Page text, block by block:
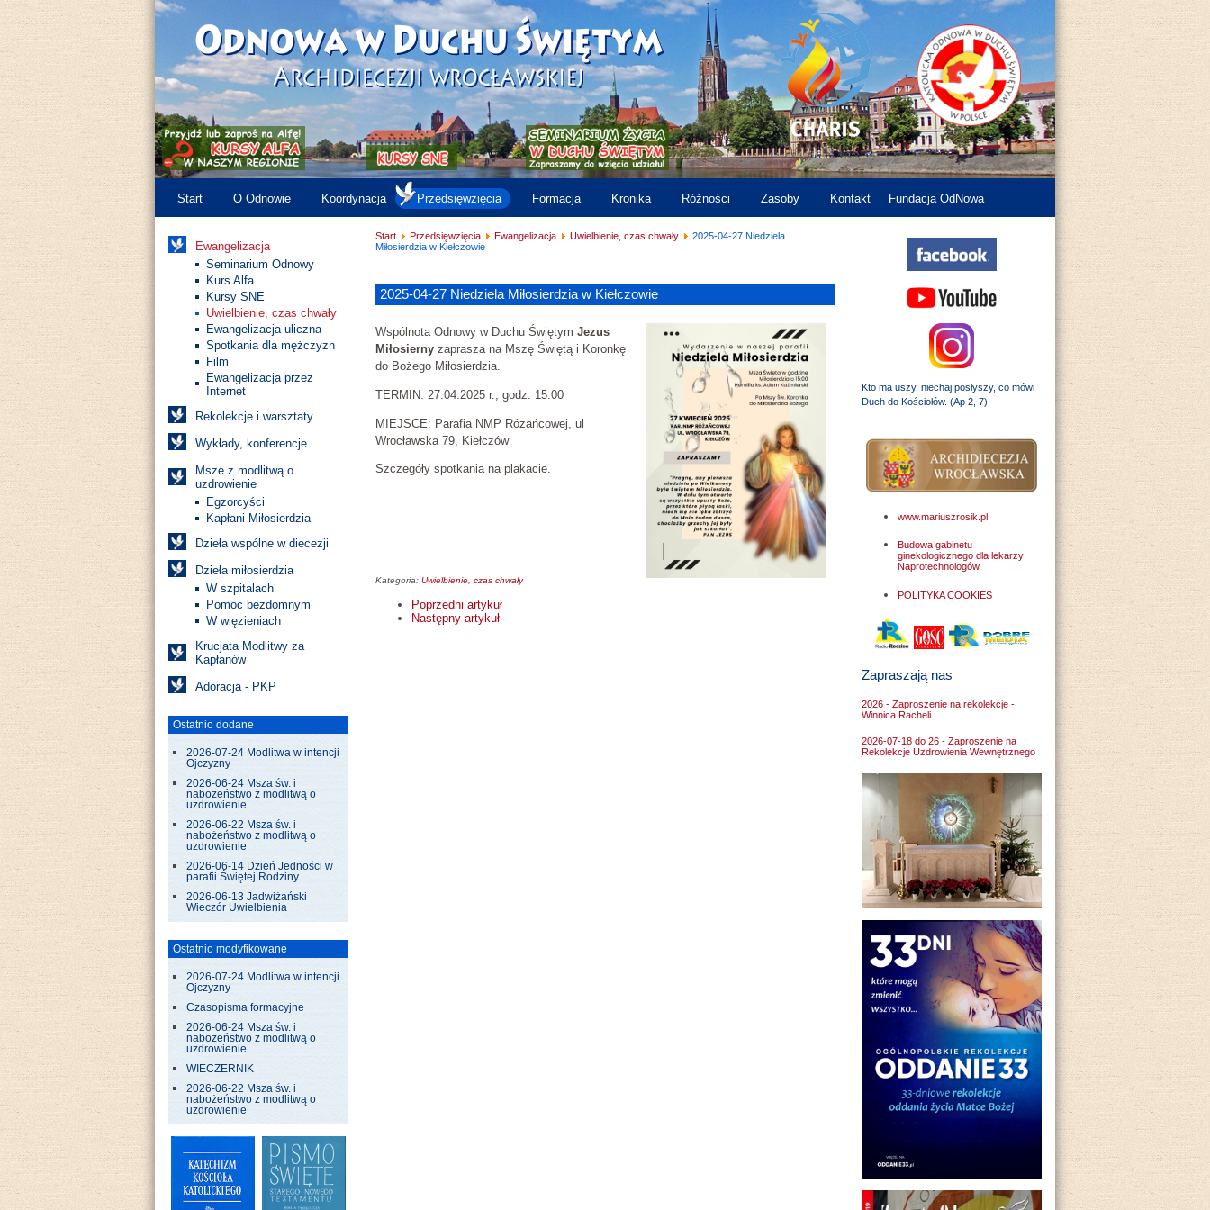
Start O Odnowie Koordynacja Przedsięwzięcia Formacja Kronika Różności Zasoby Kontakt Fundacja OdNowa
Ewangelizacja
Seminarium Odnowy
Kurs Alfa
Kursy SNE
Uwielbienie, czas chwały
Ewangelizacja uliczna
Spotkania dla mężczyzn
Film
Ewangelizacja przez
Internet
Rekolekcje i warsztaty
Wykłady, konferencje
Msze z modlitwą o
uzdrowienie
Egzorcyści
Kapłani Miłosierdzia
Dzieła wspólne w diecezji
Dzieła miłosierdzia
W szpitalach
Pomoc bezdomnym
W więzieniach
Krucjata Modlitwy za
Kapłanów
Adoracja - PKP
Ostatnio dodane
2026-07-24 Modlitwa w intencji
Ojczyzny
2026-06-24 Msza św. i
nabożeństwo z modlitwą o
uzdrowienie
2026-06-22 Msza św. i
nabożeństwo z modlitwą o
uzdrowienie
2026-06-14 Dzień Jedności w
parafii Świętej Rodziny
2026-06-13 Jadwiżański
Wieczór Uwielbienia
Ostatnio modyfikowane
2026-07-24 Modlitwa w intencji
Ojczyzny
Czasopisma formacyjne
2026-06-24 Msza św. i
nabożeństwo z modlitwą o
uzdrowienie
WIECZERNIK
2026-06-22 Msza św. i
nabożeństwo z modlitwą o
uzdrowienie
Kto ma uszy, niechaj posłyszy, co mówi
Duch do Kościołów. (Ap 2, 7)
www.mariuszrosik.pl
Budowa gabinetu
ginekologicznego dla lekarzy
Naprotechnologów
POLITYKA COOKIES
Zapraszają nas
2026 - Zaproszenie na rekolekcje -
Winnica Racheli
2026-07-18 do 26 - Zaproszenie na
Rekolekcje Uzdrowienia Wewnętrznego
Start Przedsięwzięcia Ewangelizacja Uwielbienie, czas chwały
2025-04-27 Niedziela
Miłosierdzia w Kiełczowie
2025-04-27 Niedziela Miłosierdzia w Kiełczowie
Wspólnota Odnowy w Duchu Świętym Jezus
Miłosierny zaprasza na Mszę Świętą i Koronkę
do Bożego Miłosierdzia.
TERMIN: 27.04.2025 r., godz. 15:00
MIEJSCE: Parafia NMP Różańcowej, ul
Wrocławska 79, Kiełczów
Szczegóły spotkania na plakacie.
Kategoria: Uwielbienie, czas chwały
Poprzedni artykuł
Następny artykuł